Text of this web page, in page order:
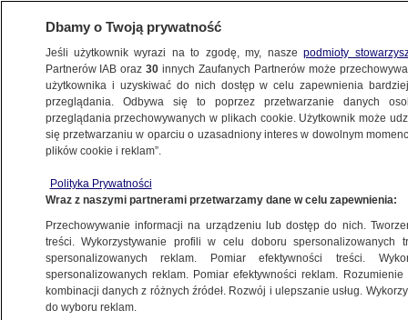
POLSKA
ten zmarł
7.01.2022, 13:48
Udostępnij
Dbamy o Twoją prywatność
Jeśli użytkownik wyrazi na to zgodę, my, naszepodmioty
Partnerów IAB oraz30 innych Zaufanych Partnerów może
użytkownika i uzyskiwać do nich dostęp w celu zapewnienia
przeglądania. Odbywa się to poprzez przetwarzanie danych
przeglądania przechowywanych w plikach cookie. Użytkownik może
się przetwarzaniu w oparciu o uzasadniony interes w dowolnym
plików cookie i reklam”.
Polityka Prywatności
Wraz z naszymi partnerami przetwarzamy dane w celu zapewnienia:
Przechowywanie informacji na urządzeniu lub dostęp do nich.
treści. Wykorzystywanie profili w celu doboru spersonalizowanych
spersonalizowanych reklam. Pomiar efektywności treści.
spersonalizowanych reklam. Pomiar efektywności reklam.
kombinacji danych z różnych źródeł. Rozwój i ulepszanie usług.
do wyboru reklam.